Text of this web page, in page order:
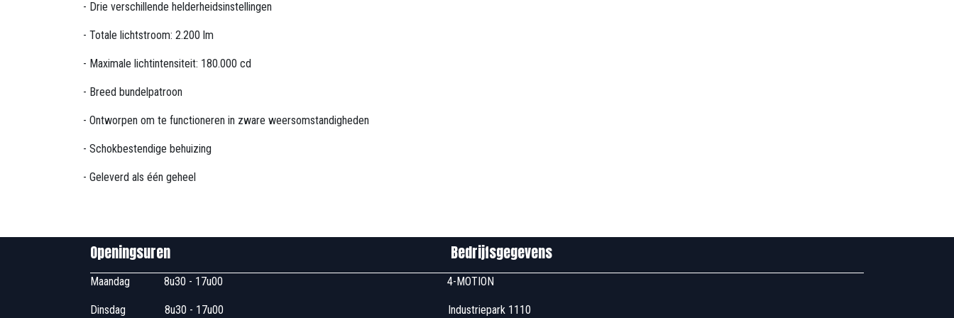
- Drie verschillende helderheidsinstellingen
- Totale lichtstroom: 2.200 lm
- Maximale lichtintensiteit: 180.000 cd
- Breed bundelpatroon
- Ontworpen om te functioneren in zware weersomstandigheden
- Schokbestendige behuizing
- Geleverd als één geheel
Openingsuren Bedrijfsgegevens
Maandag ​8u30 - 17u00 4-MOTION
Dinsdag ​8u30 - 17u00 Industriepark 1110